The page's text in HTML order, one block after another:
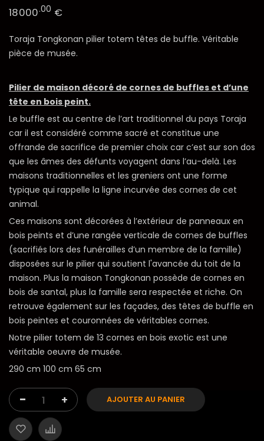
18000.00 €
Toraja Tongkonan pilier totem têtes de buffle. Véritable
pièce de musée.
Pilier de maison décoré de cornes de buffles et d’une
tête en bois peint.
Le buffle est au centre de l’art traditionnel du pays Toraja
car il est considéré comme sacré et constitue une
offrande de sacrifice de premier choix car c’est sur son dos
que les âmes des défunts voyagent dans l’au-delà. Les
maisons traditionnelles et les greniers ont une forme
typique qui rappelle la ligne incurvée des cornes de cet
animal.
Ces maisons sont décorées à l’extérieur de panneaux en
bois peints et d’une rangée verticale de cornes de buffles
(sacrifiés lors des funérailles d’un membre de la famille)
disposées sur le pilier qui soutient l'avancée du toit de la
maison. Plus la maison Tongkonan possède de cornes en
bois de santal, plus la famille sera respectée et riche. On
retrouve également sur les façades, des têtes de buffle en
bois peintes et couronnées de véritables cornes.
Notre pilier totem de 13 cornes en bois exotic est une
véritable oeuvre de musée.
290 cm 100 cm 65 cm
- + AJOUTER AU PANIER